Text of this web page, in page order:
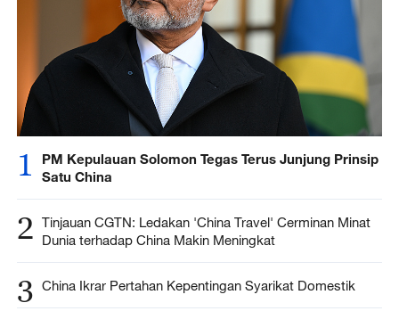
1
PM Kepulauan Solomon Tegas Terus Junjung Prinsip
Satu China
2 Tinjauan CGTN: Ledakan 'China Travel' Cerminan Minat
Dunia terhadap China Makin Meningkat
3 China Ikrar Pertahan Kepentingan Syarikat Domestik